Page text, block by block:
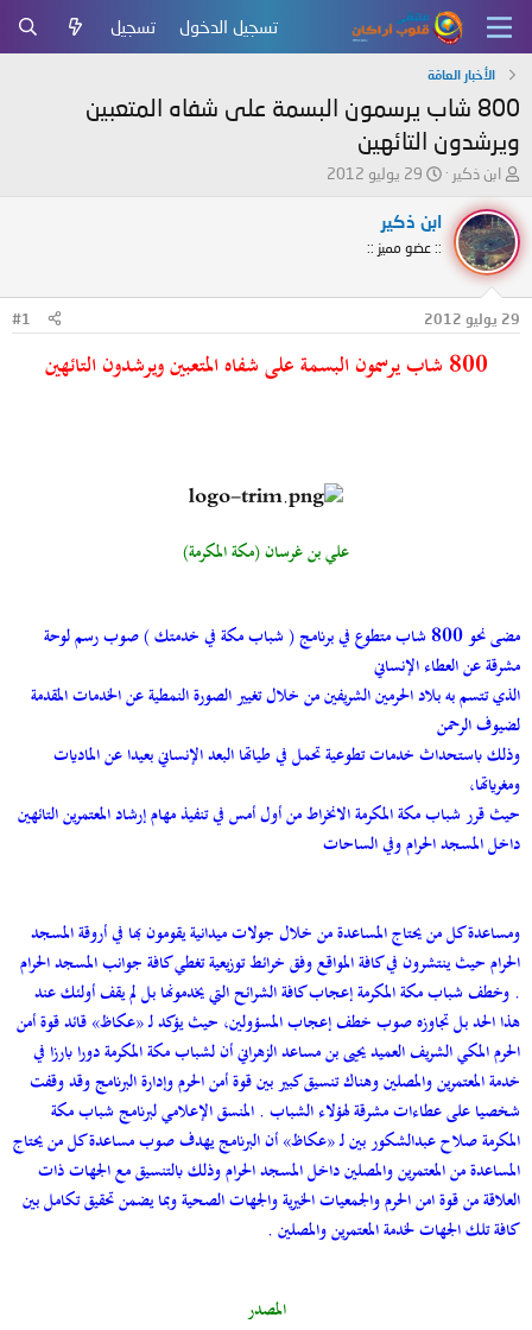
تسجيل الدخول تسجيل
الأخبار العامّة
800 شاب يرسمون البسمة على شفاه المتعبين
ويرشدون التائهين
ب
د
ئ
ا
ل
م
و
ابن ذكير
ت
ي
خ
ل
ء
29 يوليو 2012
ابن ذكير
:: عضو مميز ::
29 يوليو 2012 #1
800 شاب يرسمون البسمة على شفاه المتعبين ويرشدون التائهين
علي بن غرسان (مكة المكرمة)
مضى نحو 800 شاب متطوع في برنامج ( شباب مكة في خدمتك ) صوب رسم لوحة
مشرقة عن العطاء الإنساني
الذي تتسم به بلاد الحرمين الشريفين من خلال تغيير الصورة النمطية عن الخدمات المقدمة
لضيوف الرحمن
وذلك باستحداث خدمات تطوعية تحمل في طياتها البعد الإنساني بعيدا عن الماديات
ومغرياتها،
حيث قرر شباب مكة المكرمة الانخراط من أول أمس في تنفيذ مهام إرشاد المعتمرين التائهين
داخل المسجد الحرام وفي الساحات
ومساعدة كل من يحتاج المساعدة من خلال جولات ميدانية يقومون بها في أروقة المسجد
الحرام حيث ينتشرون في كافة المواقع وفق خرائط توزيعية تغطي كافة جوانب المسجد الحرام
. وخطف شباب مكة المكرمة إعجاب كافة الشرائح التي يخدمونها بل لم يقف أولئك عند
هذا الحد بل تجاوزه صوب خطف إعجاب المسؤولين، حيث يؤكد لـ «عكاظ» قائد قوة أمن
الحرم المكي الشريف العميد يحيى بن مساعد الزهراني أن لشباب مكة المكرمة دورا بارزا في
خدمة المعتمرين والمصلين وهناك تنسيق كبير بين قوة أمن الحرم وإدارة البرنامج وقد وقفت
شخصيا على عطاءات مشرقة لهؤلاء الشباب . المنسق الإعلامي لبرنامج شباب مكة
المكرمة صلاح عبدالشكور بين لـ «عكاظ» أن البرنامج يهدف صوب مساعدة كل من يحتاج
المساعدة من المعتمرين والمصلين داخل المسجد الحرام وذلك بالتنسيق مع الجهات ذات
العلاقة من قوة امن الحرم والجمعيات الخيرية والجهات الصحية وبما يضمن تحقيق تكامل بين
كافة تلك الجهات لخدمة المعتمرين والمصلين .
المصدر